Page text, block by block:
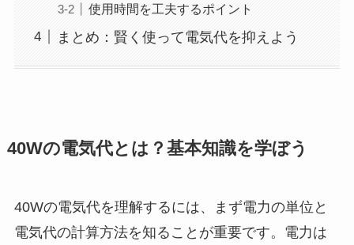
使用時間を工夫するポイント
まとめ：賢く使って電気代を抑えよう
40Wの電気代とは？基本知識を学ぼう
40Wの電気代を理解するには、まず電力の単位と
電気代の計算方法を知ることが重要です。電力は